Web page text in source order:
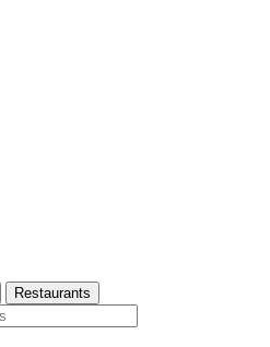
Restaurants